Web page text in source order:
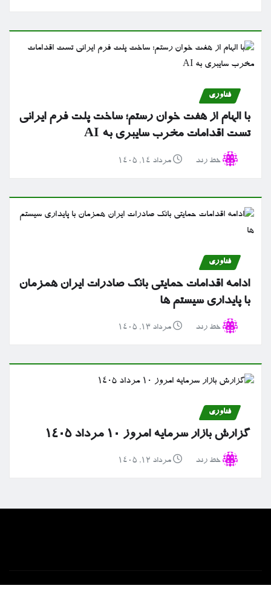
فناوری
با الهام از هفت خوان رستم؛ ساخت پلت فرم ایرانی
تست اقدامات مخرب سایبری به AI
خط رند مرداد ۱۴, ۱۴۰۵
فناوری
ادامه اقدامات حمایتی بانک صادرات ایران همزمان
با پایداری سیستم ها
خط رند مرداد ۱۳, ۱۴۰۵
فناوری
گزارش بازار سرمایه امروز ۱۰ مرداد ۱۴۰۵
خط رند مرداد ۱۲, ۱۴۰۵